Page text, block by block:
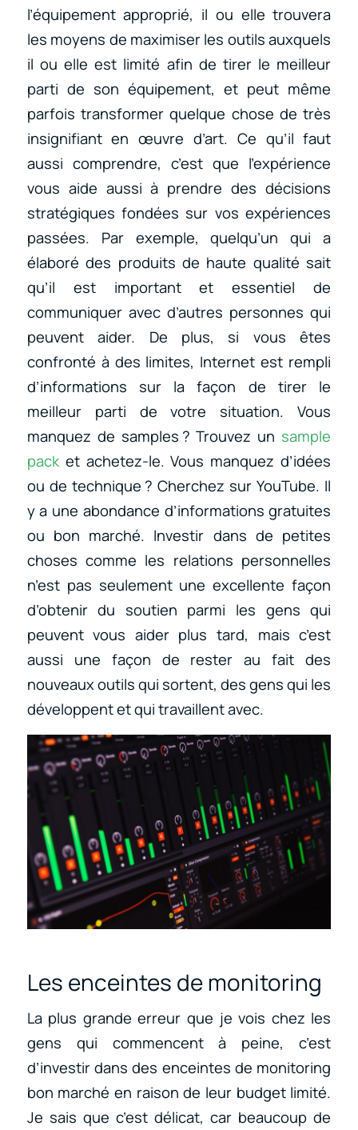
l’équipement approprié, il ou elle trouvera
les moyens de maximiser les outils auxquels
il ou elle est limité afin de tirer le meilleur
parti de son équipement, et peut même
parfois transformer quelque chose de très
insignifiant en œuvre d’art. Ce qu’il faut
aussi comprendre, c’est que l’expérience
vous aide aussi à prendre des décisions
stratégiques fondées sur vos expériences
passées. Par exemple, quelqu’un qui a
élaboré des produits de haute qualité sait
qu’il est important et essentiel de
communiquer avec d’autres personnes qui
peuvent aider. De plus, si vous êtes
confronté à des limites, Internet est rempli
d’informations sur la façon de tirer le
meilleur parti de votre situation. Vous
manquez de samples ? Trouvez un sample
packet achetez-le. Vous manquez d’idées
ou de technique ? Cherchez sur YouTube. Il
y a une abondance d’informations gratuites
ou bon marché. Investir dans de petites
choses comme les relations personnelles
n’est pas seulement une excellente façon
d’obtenir du soutien parmi les gens qui
peuvent vous aider plus tard, mais c’est
aussi une façon de rester au fait des
nouveaux outils qui sortent, des gens qui les
développent et qui travaillent avec.
Les enceintes de monitoring
La plus grande erreur que je vois chez les
gens qui commencent à peine, c’est
d’investir dans des enceintes de monitoring
bon marché en raison de leur budget limité.
Je sais que c’est délicat, car beaucoup de